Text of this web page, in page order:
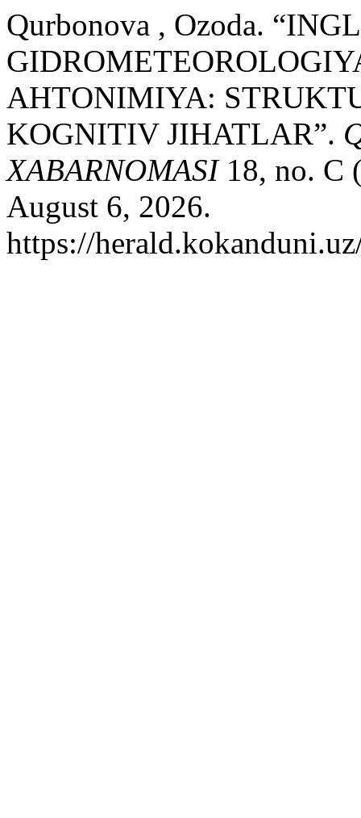
Qurbonova , Ozoda.
АНТONIMIYA:
KOGNITIV JIHATLAR”.
XABARNOMASI18, no. C
August 6, 2026.
https://